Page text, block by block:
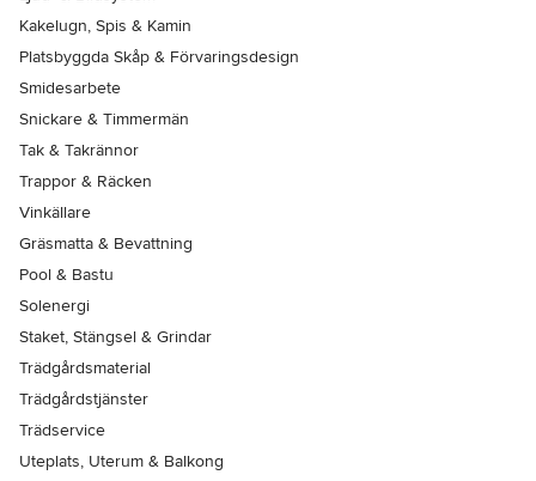
Kakelugn, Spis & Kamin
Platsbyggda Skåp & Förvaringsdesign
Smidesarbete
Snickare & Timmermän
Tak & Takrännor
Trappor & Räcken
Vinkällare
Gräsmatta & Bevattning
Pool & Bastu
Solenergi
Staket, Stängsel & Grindar
Trädgårdsmaterial
Trädgårdstjänster
Trädservice
Uteplats, Uterum & Balkong